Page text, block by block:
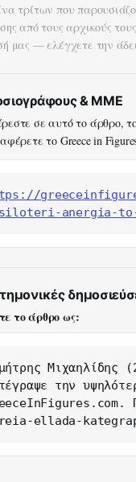
τρίτων που
από τους αρχικούς
μας — ελέγχετε την
& ΜΜΕ
σε αυτό το άρθρο,
το Greece in
anergia-to-
το άρθρο ως:
την
ellada-